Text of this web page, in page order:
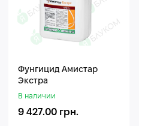
Фунгицид Амистар
Экстра
В наличии
9 427.00 грн.